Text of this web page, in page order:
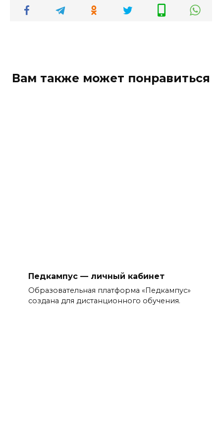
Вам также может понравиться
Педкампус — личный кабинет
Образовательная платформа «Педкампус»
создана для дистанционного обучения.